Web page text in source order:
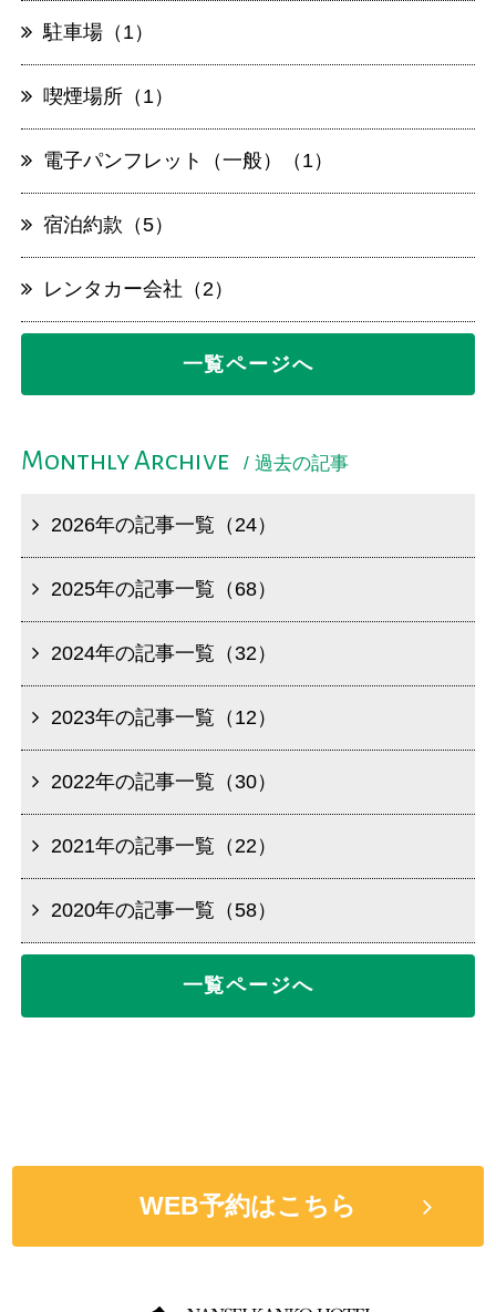
駐車場（1）
喫煙場所（1）
電子パンフレット（一般）（1）
宿泊約款（5）
レンタカー会社（2）
一覧ページへ
Monthly Archive / 過去の記事
2026年の記事一覧（24）
2025年の記事一覧（68）
2024年の記事一覧（32）
2023年の記事一覧（12）
2022年の記事一覧（30）
2021年の記事一覧（22）
2020年の記事一覧（58）
一覧ページへ
WEB予約はこちら